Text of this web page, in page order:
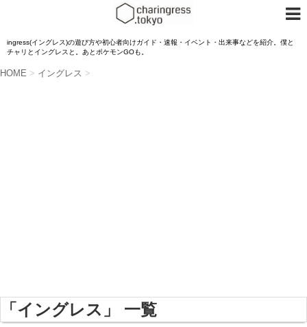
ingress(イングレス)の遊び方や初心者向けガイド・速報・イベント・出来事などを紹介。僕と
チャリとイングレスと。あとポケモンGOも。
HOME > イングレス >
「イングレス」 一覧